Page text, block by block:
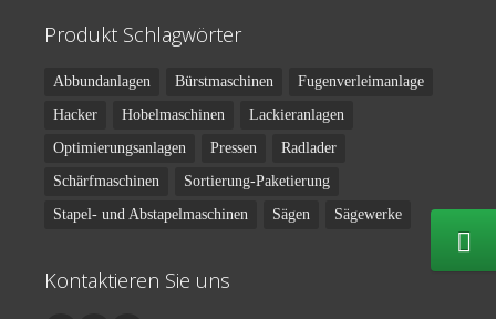
Produkt Schlagwörter
Abbundanlagen Bürstmaschinen
Fugenverleimanlage
Hacker
Hobelmaschinen
Lackieranlagen
Optimierungsanlagen
Pressen
Radlader
Schärfmaschinen
Sortierung-Paketierung
Stapel- und Abstapelmaschinen
Sägen Sägewerke
Kontaktieren Sie uns